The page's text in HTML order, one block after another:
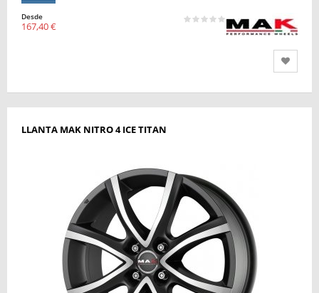
Desde
167,40 €
LLANTA MAK NITRO 4 ICE TITAN